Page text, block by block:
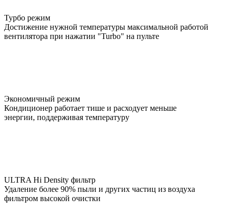
Турбо режим
Достижение нужной температуры максимальной работой
вентилятора при нажатии "Turbo" на пульте
Экономичный режим
Кондиционер работает тише и расходует меньше
энергии, поддерживая температуру
ULTRA Hi Density фильтр
Удаление более 90% пыли и других частиц из воздуха
фильтром высокой очистки